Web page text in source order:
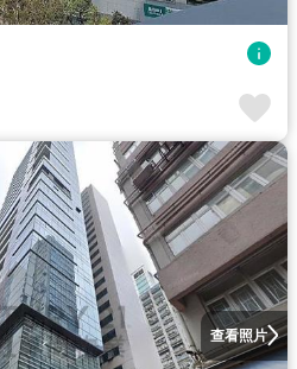
查看照片